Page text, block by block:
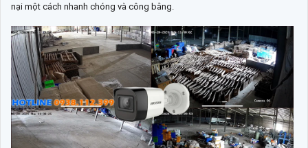
nại một cách nhanh chóng và công bằng.